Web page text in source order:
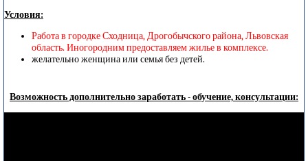
Условия:
Работа в городке Сходница, Дрогобычского района, Львовская
область. Иногородним предоставляем жилье в комплексе.
желательно женщина или семья без детей.
Возможность дополнительно заработать - обучение, консультации: